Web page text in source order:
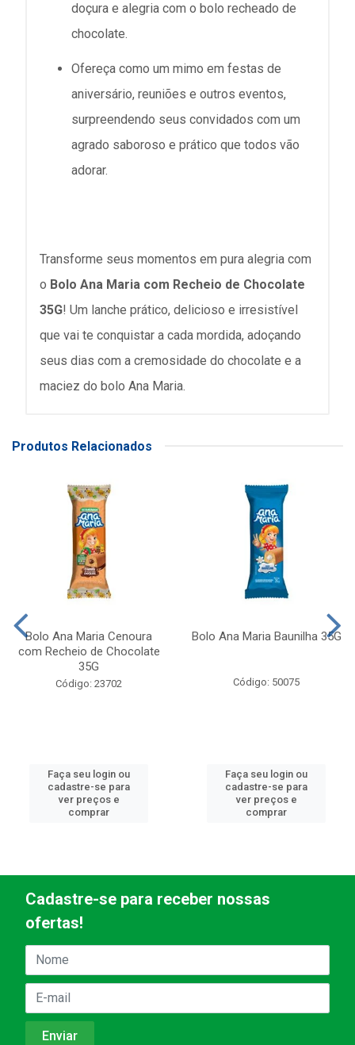
doçura e alegria com o bolo recheado de
chocolate.
Ofereça como um mimo em festas de
aniversário, reuniões e outros eventos,
surpreendendo seus convidados com um
agrado saboroso e prático que todos vão
adorar.
Transforme seus momentos em pura alegria com
o Bolo Ana Maria com Recheio de Chocolate
35G! Um lanche prático, delicioso e irresistível
que vai te conquistar a cada mordida, adoçando
seus dias com a cremosidade do chocolate e a
maciez do bolo Ana Maria.
Produtos Relacionados
Bolo Ana Maria Cenoura
com Recheio de Chocolate
35G
Código: 23702
Faça seu login ou
cadastre-se para
ver preços e
comprar
Bolo Ana Maria Baunilha 35G
Código: 50075
Faça seu login ou
cadastre-se para
ver preços e
comprar
Cadastre-se para receber nossas
ofertas!